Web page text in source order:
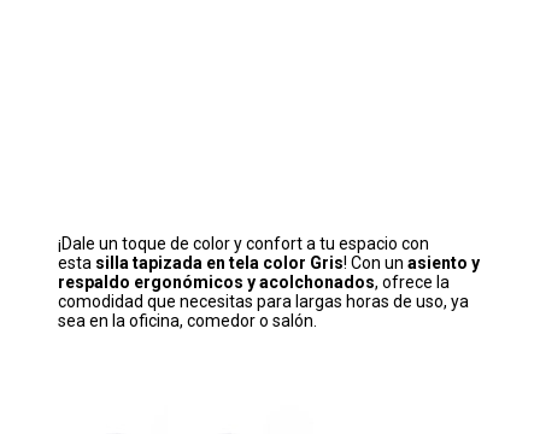
¡Dale un toque de color y confort a tu espacio con
esta silla tapizada en tela color Gris! Con un asiento y
respaldo ergonómicos y acolchonados, ofrece la
comodidad que necesitas para largas horas de uso, ya
sea en la oficina, comedor o salón.